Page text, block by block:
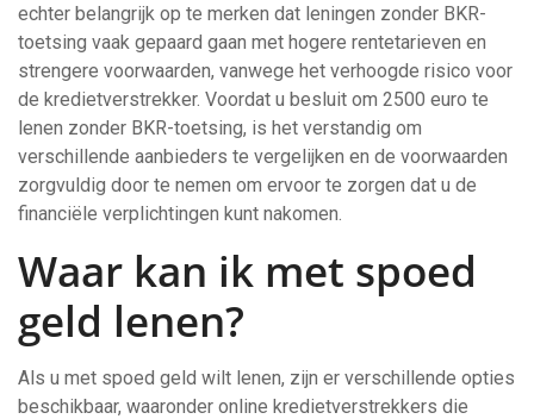
echter belangrijk op te merken dat leningen zonder BKR-
toetsing vaak gepaard gaan met hogere rentetarieven en
strengere voorwaarden, vanwege het verhoogde risico voor
de kredietverstrekker. Voordat u besluit om 2500 euro te
lenen zonder BKR-toetsing, is het verstandig om
verschillende aanbieders te vergelijken en de voorwaarden
zorgvuldig door te nemen om ervoor te zorgen dat u de
financiële verplichtingen kunt nakomen.
Waar kan ik met spoed
geld lenen?
Als u met spoed geld wilt lenen, zijn er verschillende opties
beschikbaar, waaronder online kredietverstrekkers die